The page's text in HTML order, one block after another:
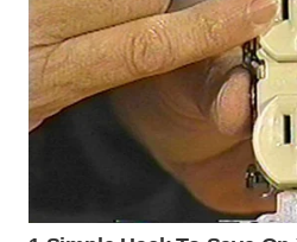
WN
BOGOR
WN
TAPANULI